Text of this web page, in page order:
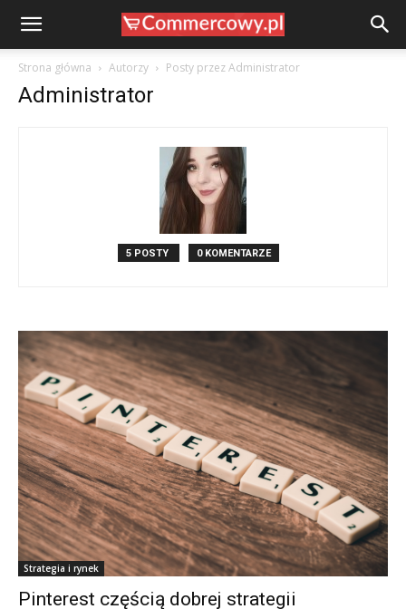
Strona główna Autorzy Posty przez Administrator
Administrator
5 POSTY 0 KOMENTARZE
Strategia i rynek
Pinterest częścią dobrej strategii